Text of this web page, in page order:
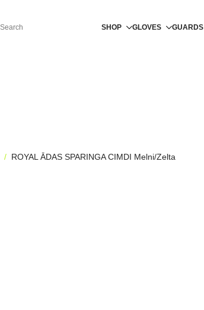
SHOP
GLOVES GUARDS
ROYAL ĀDAS SPARINGA CIMDI Melni/Zelta